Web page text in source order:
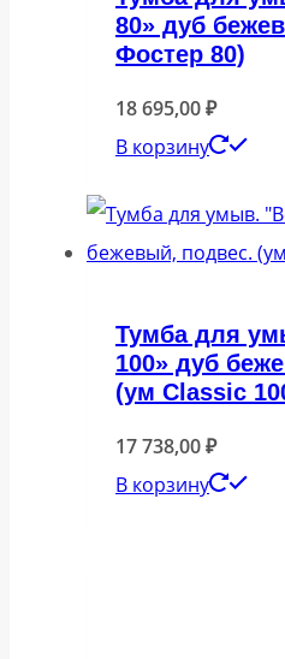
80» дуб
Фостер 80)
18 695,00₽
В корзину
Тумба для
100» дуб
(ум Classic
17 738,00₽
В корзину